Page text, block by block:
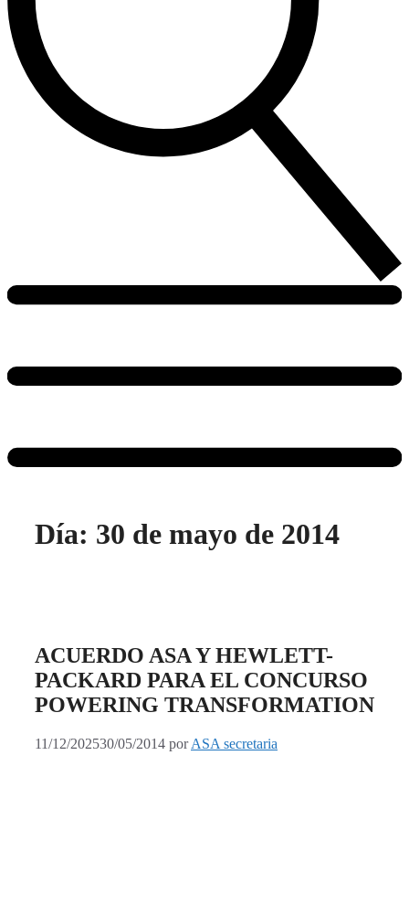
Día: 30 de mayo de 2014
ACUERDO ASA Y HEWLETT-
PACKARD PARA EL CONCURSO
POWERING TRANSFORMATION
11/12/202530/05/2014 porASA secretaria